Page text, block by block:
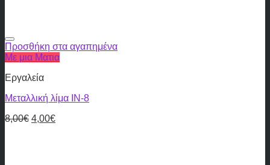
Προσθήκη στα αγαπημένα
Με μια Ματια
Εργαλεία
Μεταλλική λίμα IN-8
8,00€ 4,00€